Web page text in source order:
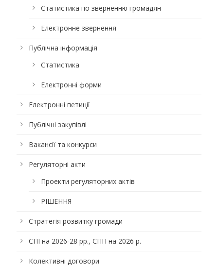
Статистика по зверненню громадян
Електронне звернення
Публічна інформація
Статистика
Електронні форми
Електронні петиції
Публічні закупівлі
Вакансії та конкурси
Регуляторні акти
Проекти регуляторних актів
РІШЕННЯ
Стратегія розвитку громади
СПІ на 2026-28 рр., ЄПП на 2026 р.
Колективні договори